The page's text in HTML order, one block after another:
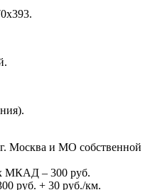
Москва и МО собственной
МКАД – 300 руб.
руб. + 30 руб./км.